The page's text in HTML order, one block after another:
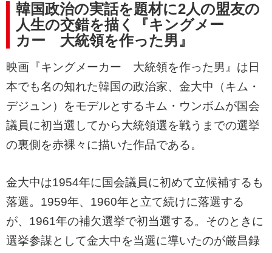
韓国政治の実話を題材に2人の盟友の
人生の交錯を描く『キングメー
カー 大統領を作った男』
映画『キングメーカー 大統領を作った男』は日
本でも名の知れた韓国の政治家、金大中（キム・
デジュン）をモデルとするキム・ウンボムが国会
議員に初当選してから大統領選を戦うまでの選挙
の裏側を赤裸々に描いた作品である。
金大中は1954年に国会議員に初めて立候補するも
落選。1959年、1960年と立て続けに落選する
が、1961年の補欠選挙で初当選する。そのときに
選挙参謀として金大中を当選に導いたのが厳昌録